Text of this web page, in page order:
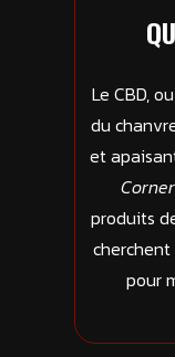
Le CBD,
du
et
produits
pour